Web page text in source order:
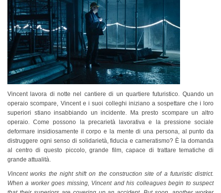
Vincent lavora di notte nel cantiere di un quartiere futuristico. Quando un
operaio scompare, Vincent e i suoi colleghi iniziano a sospettare che i loro
superiori stiano insabbiando un incidente. Ma presto scompare un altro
operaio. Come possono la precarietà lavorativa e la pressione sociale
deformare insidiosamente il corpo e la mente di una persona, al punto da
distruggere ogni senso di solidarietà, fiducia e cameratismo? È la domanda
al centro di questo piccolo, grande film, capace di trattare tematiche di
grande attualità.
Vincent works the night shift on the construction site of a futuristic district.
When a worker goes missing, Vincent and his colleagues begin to suspect